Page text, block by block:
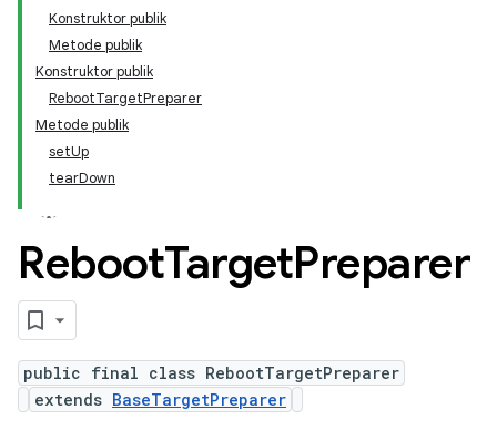
Konstruktor publik
Metode publik
Konstruktor publik
RebootTargetPreparer
Metode publik
setUp
tearDown
RebootTargetPreparer
public final class RebootTargetPreparer
extends BaseTargetPreparer